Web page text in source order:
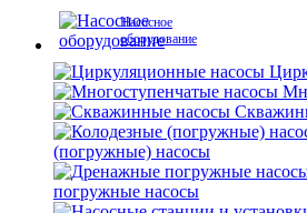
Насосное
оборудование
(погружные) насосы
погружные насосы